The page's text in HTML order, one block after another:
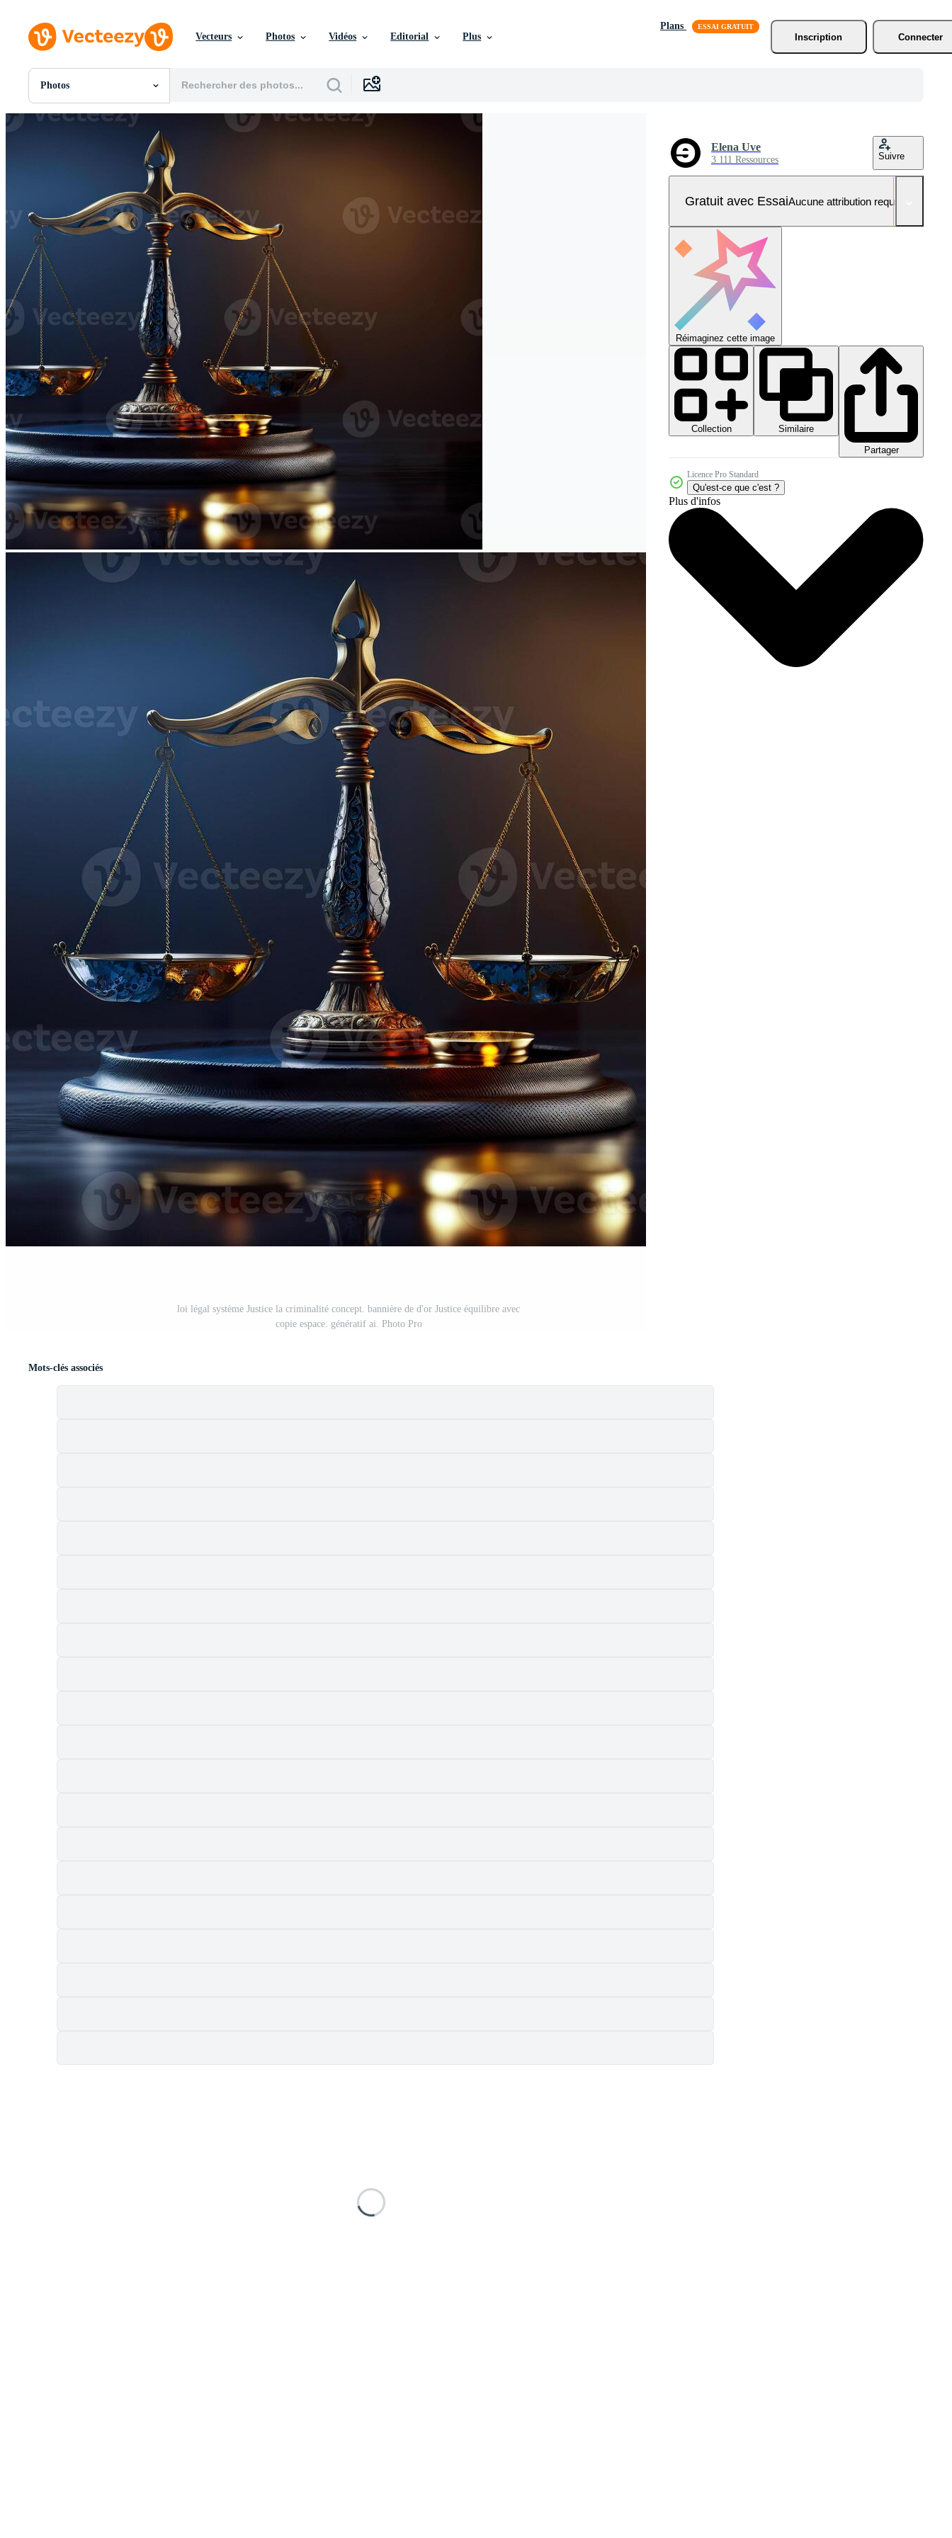
Vecteurs Photos Vidéos Editorial Plus
Plans
Inscription
Connecter
Photos
Toutes Images
Photos
Vidéos
Motion graphics
Images Éditoriales
Événements Éditoriaux
loi légal système Justice la criminalité concept. bannière de d'or Justice équilibre avec
copie espace. génératif ai. Photo Pro
Elena Uve
3 111 Ressources Suivre
Gratuit avec EssaiAucune attribution requise
Réimaginez cette image
Collection
Similaire
Partager
Licence Pro Standard
Qu'est-ce que c'est ?
Plus d'infos
Mots-clés associés